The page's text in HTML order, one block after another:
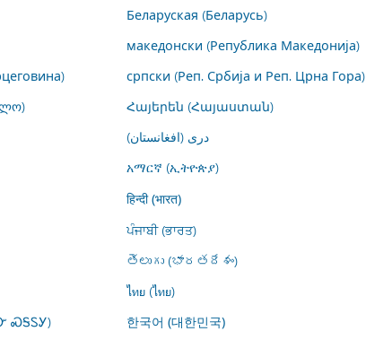
Беларуская (Беларусь)
македонски (Република Македонија)
српски (Реп. Србија и Реп. Црна Гора)
Հայերեն (Հայաստան)
درى (افغانستان)
አማርኛ (ኢትዮጵያ)
हिन्दी (भारत)
ਪੰਜਾਬੀ (ਭਾਰਤ)
తెలుగు (భారతదేశం)
ไทย (ไทย)
ᏍᎦᏚᎩ)
한국어 (대한민국)